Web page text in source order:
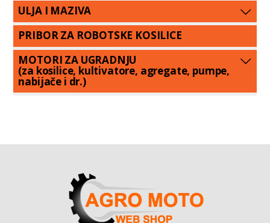
ULJA I MAZIVA
PRIBOR ZA ROBOTSKE KOSILICE
MOTORI ZA UGRADNJU
(za kosilice, kultivatore, agregate, pumpe,
nabijače i dr.)